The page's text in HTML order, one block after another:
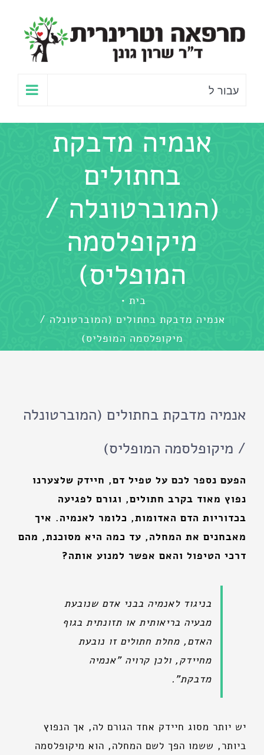
לתוכן
עבור ל
אנמיה מדבקת
בחתולים
(המוברטונלה /
מיקופלסמה
המופליס)
בית
אנמיה מדבקת בחתולים (המוברטונלה /
מיקופלסמה המופליס)
אנמיה מדבקת בחתולים (המוברטונלה
/ מיקופלסמה המופליס)
הפעם נספר לכם על טפיל דם, חיידק שלצערנו
נפוץ מאוד בקרב חתולים, וגורם לפגיעה
בכדוריות הדם האדומות, כלומר לאנמיה. איך
מאבחנים את המחלה, עד כמה היא מסוכנת, מהם
דרכי הטיפול והאם אפשר למנוע אותה?
בניגוד לאנמיה בבני אדם שנובעת
מבעיה בריאותית או תזונתית בגוף
האדם, מחלת חתולים זו נובעת
מחיידק, ולכן קרויה "אנמיה
מדבקת".
יש יותר מסוג חיידק אחד הגורם לה, אך הנפוץ
ביותר, ששמו הפך לשם המחלה, הוא מיקופלסמה